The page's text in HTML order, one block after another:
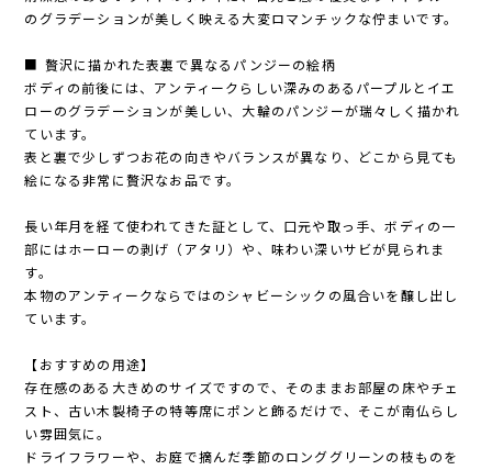
のグラデーションが美しく映える大変ロマンチックな佇まいです。
■ 贅沢に描かれた表裏で異なるパンジーの絵柄
ボディの前後には、アンティークらしい深みのあるパープルとイエ
ローのグラデーションが美しい、大輪のパンジーが瑞々しく描かれ
ています。
表と裏で少しずつお花の向きやバランスが異なり、どこから見ても
絵になる非常に贅沢なお品です。
長い年月を経て使われてきた証として、口元や取っ手、ボディの一
部にはホーローの剥げ（アタリ）や、味わい深いサビが見られま
す。
本物のアンティークならではのシャビーシックの風合いを醸し出し
ています。
【おすすめの用途】
存在感のある大きめのサイズですので、そのままお部屋の床やチェ
スト、古い木製椅子の特等席にポンと飾るだけで、そこが南仏らし
い雰囲気に。
ドライフラワーや、お庭で摘んだ季節のロンググリーンの枝ものを